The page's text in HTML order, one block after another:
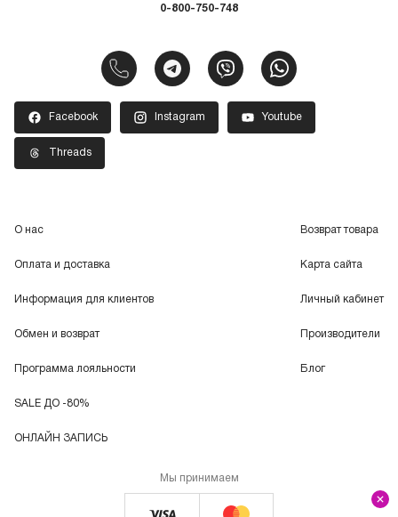
0-800-750-748
Facebook Instagram Youtube
Threads
О нас
Оплата и доставка
Информация для клиентов
Обмен и возврат
Программа лояльности
SALE ДО -80%
ОНЛАЙН ЗАПИСЬ
Возврат товара
Карта сайта
Личный кабинет
Производители
Блог
Мы принимаем